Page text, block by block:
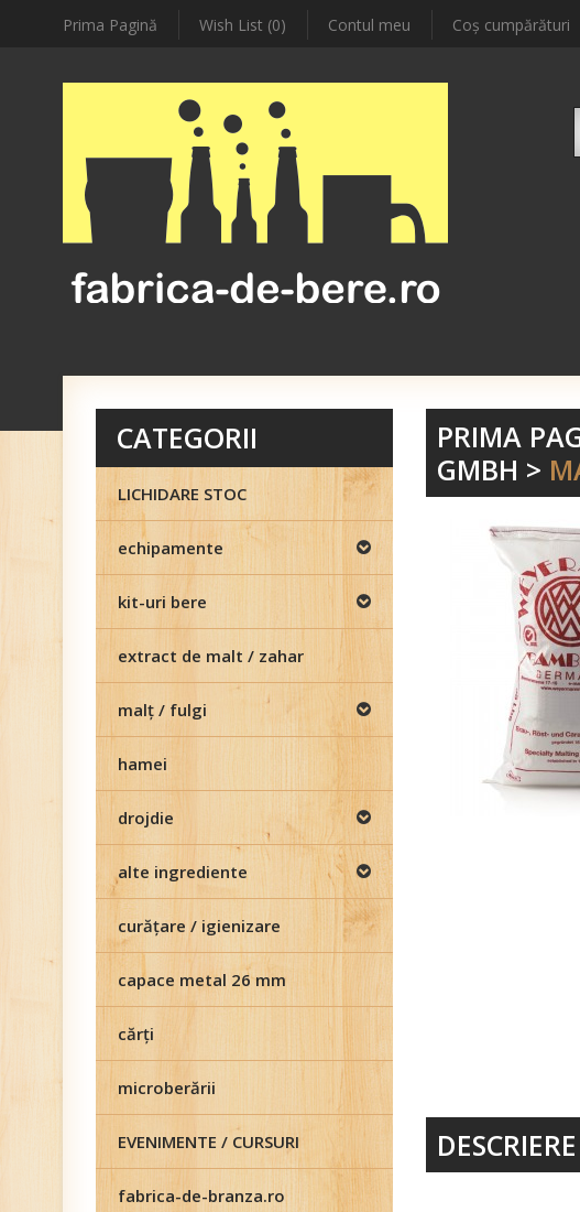
Prima Pagină Wish List (0) Contul meu Coş cumpărături
PRIMA
GMBH >
DESCRIERE
CATEGORII
LICHIDARE STOC
echipamente
kit-uri bere
extract de malt / zahar
malţ / fulgi
hamei
drojdie
alte ingrediente
curăţare / igienizare
capace metal 26 mm
cărţi
microberării
EVENIMENTE / CURSURI
fabrica-de-branza.ro